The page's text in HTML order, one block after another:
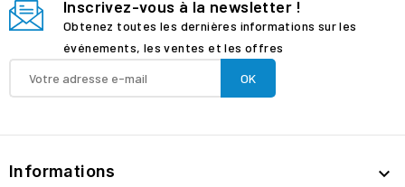
Inscrivez-vous à la newsletter !
Obtenez toutes les dernières informations sur les
événements, les ventes et les offres
Informations 